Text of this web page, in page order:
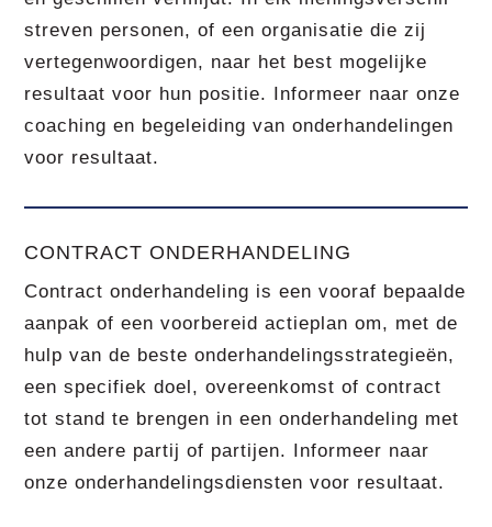
streven personen, of een organisatie die zij
vertegenwoordigen, naar het best mogelijke
resultaat voor hun positie. Informeer naar onze
coaching en begeleiding van onderhandelingen
voor resultaat.
CONTRACT ONDERHANDELING
Contract onderhandeling is een vooraf bepaalde
aanpak of een voorbereid actieplan om, met de
hulp van de beste onderhandelingsstrategieën,
een specifiek doel, overeenkomst of contract
tot stand te brengen in een onderhandeling met
een andere partij of partijen. Informeer naar
onze onderhandelingsdiensten voor resultaat.